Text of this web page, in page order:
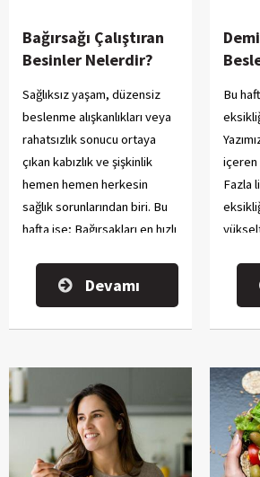
Bağırsağı Çalıştıran
Besinler Nelerdir?
Sağlıksız yaşam, düzensiz
beslenme alışkanlıkları veya
rahatsızlık sonucu ortaya
çıkan kabızlık ve şişkinlik
hemen hemen herkesin
sağlık sorunlarından biri. Bu
hafta ise; Bağırsakları en hızlı
boşaltmak için ne yemeli?,
Tembel bağırsakları ne
Devamı
Bu
içeren
Fazla
nasıl